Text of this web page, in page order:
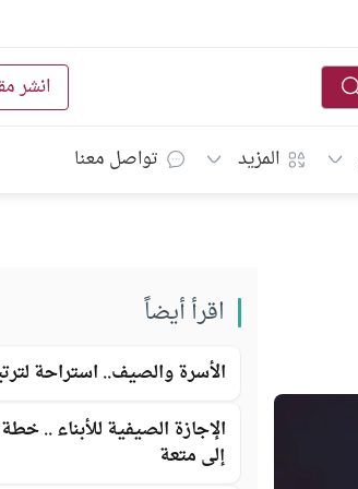
انشر
المزيد تواصل معنا
اقرأ أيضاً
الأسرة والصيف.. استراحة
الإجازة الصيفية للأبناء ..
إلى متعة